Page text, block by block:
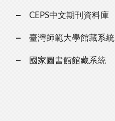
CEPS中文期刊資料庫
臺灣師範大學館藏系統
國家圖書館館藏系統